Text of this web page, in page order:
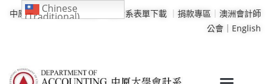
中原大學｜學校行事曆 會計系表單下載 ｜ 捐款專區 ｜ 澳洲會計師
公會｜ English
Chinese
(Traditional)